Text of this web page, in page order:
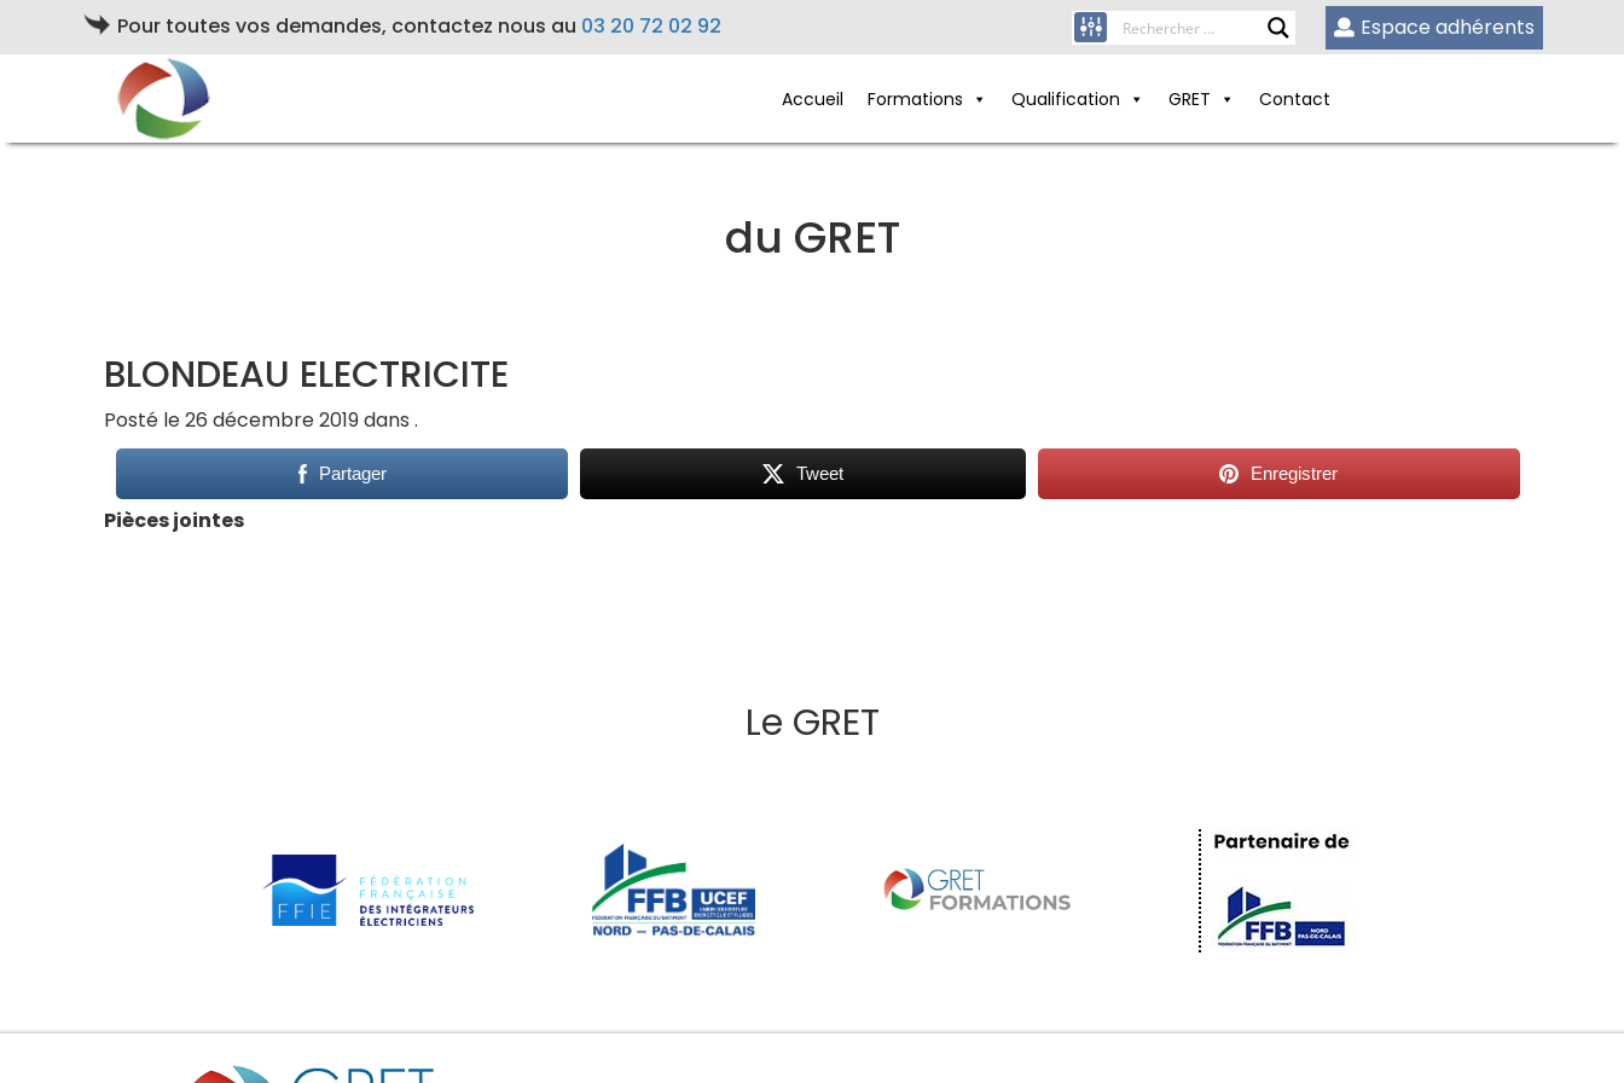
Pour toutes vos demandes, contactez nous au 03 20 72 02 92 Espace adhérents
Accueil Formations Qualification GRET Contact
du GRET
BLONDEAU ELECTRICITE
Posté le 26 décembre 2019 dans .
Partager Tweet Enregistrer
Pièces jointes
Le GRET